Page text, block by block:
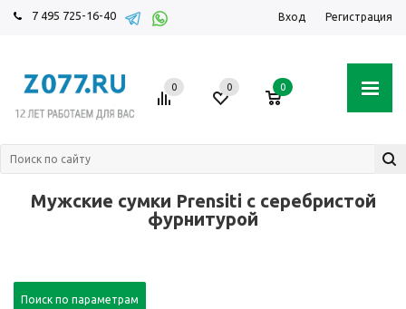
7 495 725-16-40 Вход Регистрация
0 0 0
Мужские сумки Prensiti с серебристой
фурнитурой
Поиск по параметрам